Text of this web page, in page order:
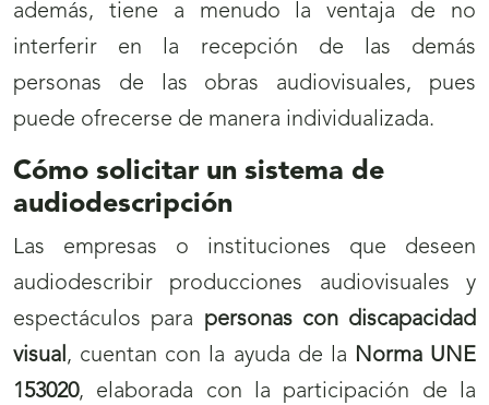
además, tiene a menudo la ventaja de no
interferir en la recepción de las demás
personas de las obras audiovisuales, pues
puede ofrecerse de manera individualizada.
Cómo solicitar un sistema de
audiodescripción
Las empresas o instituciones que deseen
audiodescribir producciones audiovisuales y
espectáculos para personas con discapacidad
visual, cuentan con la ayuda de la Norma UNE
153020, elaborada con la participación de la